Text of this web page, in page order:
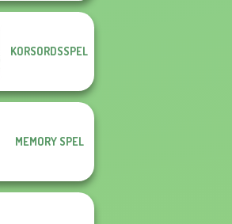
KORSORDSSPEL
MEMORY SPEL